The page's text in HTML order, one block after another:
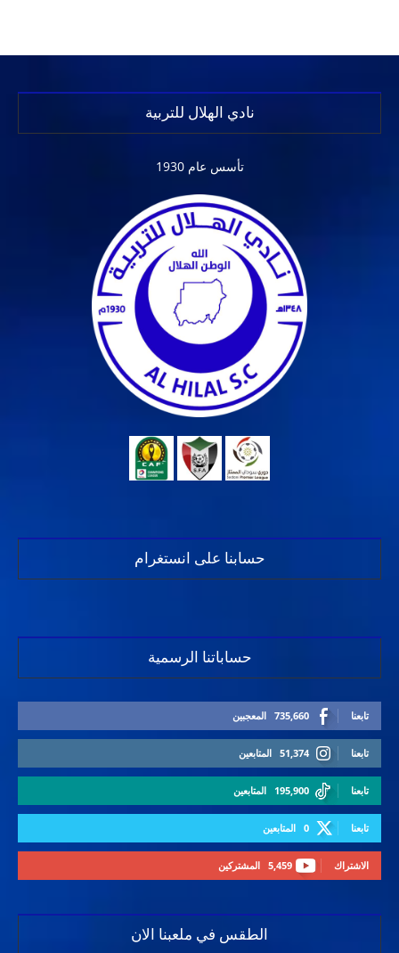
نادي الهلال للتربية
تأسس عام 1930
حسابنا على انستغرام
حساباتنا الرسمية
735,660 المعجبين تابعنا
51,374 المتابعين تابعنا
195,900 المتابعين تابعنا
0 المتابعين تابعنا
5,459 المشتركين الاشتراك
الطقس في ملعبنا الان